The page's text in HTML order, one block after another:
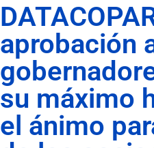
aprobación
su máximo
el ánimo